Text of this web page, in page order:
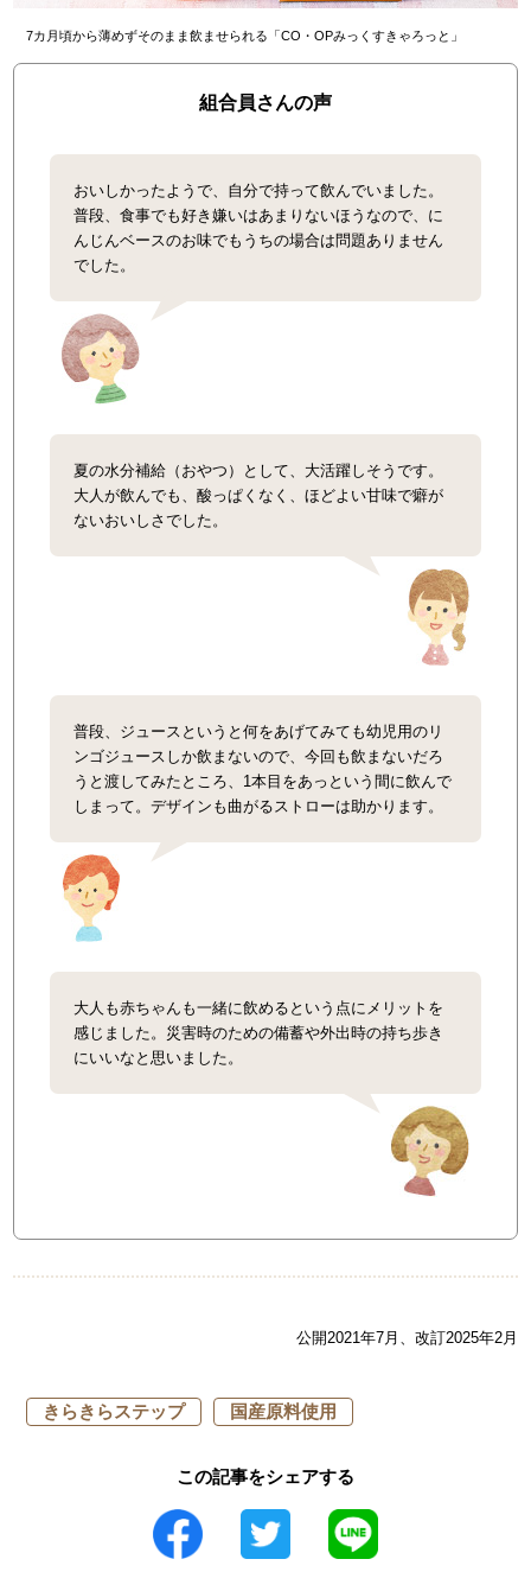
7カ月頃から薄めずそのまま飲ませられる「CO・OPみっくすきゃろっと」
組合員さんの声
おいしかったようで、自分で持って飲んでいました。
普段、食事でも好き嫌いはあまりないほうなので、に
んじんベースのお味でもうちの場合は問題ありません
でした。
夏の水分補給（おやつ）として、大活躍しそうです。
大人が飲んでも、酸っぱくなく、ほどよい甘味で癖が
ないおいしさでした。
普段、ジュースというと何をあげてみても幼児用のリ
ンゴジュースしか飲まないので、今回も飲まないだろ
うと渡してみたところ、1本目をあっという間に飲んで
しまって。デザインも曲がるストローは助かります。
大人も赤ちゃんも一緒に飲めるという点にメリットを
感じました。災害時のための備蓄や外出時の持ち歩き
にいいなと思いました。
公開2021年7月、改訂2025年2月
きらきらステップ 国産原料使用
この記事をシェアする